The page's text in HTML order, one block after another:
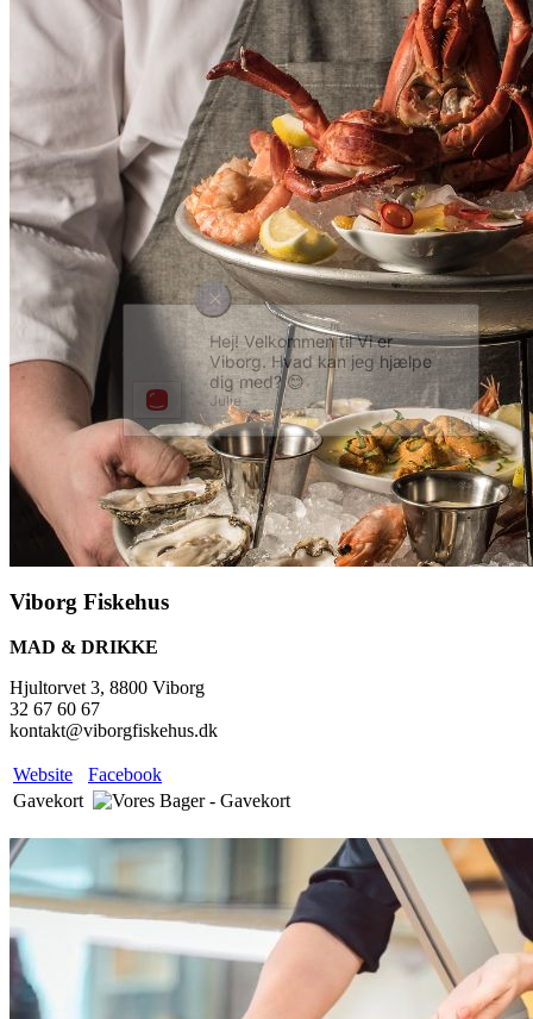
Viborg Fiskehus
MAD & DRIKKE
Hjultorvet 3, 8800 Viborg
32 67 60 67
kontakt@viborgfiskehus.dk
Website
Facebook
Gavekort